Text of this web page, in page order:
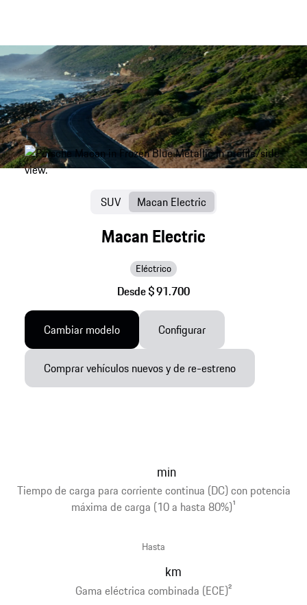
Macan Electric
Eléctrico
Desde $ 91.700
SUV Macan Electric
Cambiar modelo Configurar
Comprar vehículos nuevos y de re-estreno
Tiempo de carga para corriente continua (DC) con potencia
máxima de carga (10 a hasta 80%)1
min
Gama eléctrica combinada (ECE)2
Hasta
km